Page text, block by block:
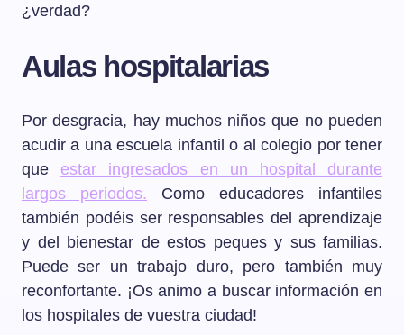
¿verdad?
Aulas hospitalarias
Por desgracia, hay muchos niños que no pueden
acudir a una escuela infantil o al colegio por tener
que estar ingresados en un hospital durante
largos periodos. Como educadores infantiles
también podéis ser responsables del aprendizaje
y del bienestar de estos peques y sus familias.
Puede ser un trabajo duro, pero también muy
reconfortante. ¡Os animo a buscar información en
los hospitales de vuestra ciudad!